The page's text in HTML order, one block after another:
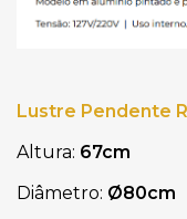
Lustre Pendente
Altura: 67cm
Diâmetro: Ø80cm